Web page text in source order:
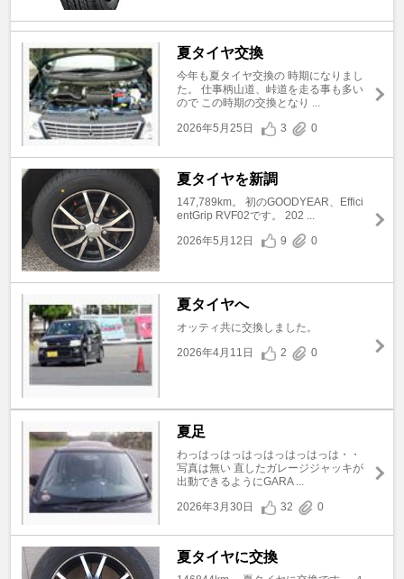
夏タイヤ交換
今年も夏タイヤ交換の 時期になりまし
た。 仕事柄山道、峠道を走る事も多い
ので この時期の交換となり ...
2026年5月25日
3 0
夏タイヤを新調
147,789km。 初のGOODYEAR、Effici
entGrip RVF02です。 202 ...
2026年5月12日
9 0
夏タイヤへ
オッティ共に交換しました。
2026年4月11日
2 0
夏足
わっはっはっはっはっはっはっは・・
写真は無い 直したガレージジャッキが
出動できるようにGARA ...
2026年3月30日
32 0
夏タイヤに交換